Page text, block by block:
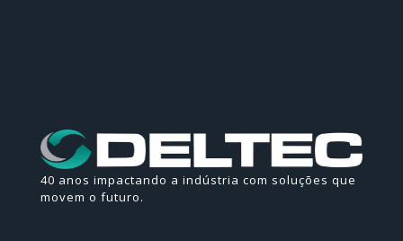
40 anos impactando a indústria com soluções que
movem o futuro.